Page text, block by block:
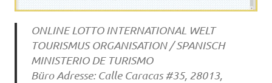
ONLINE LOTTO INTERNATIONAL WELT
TOURISMUS ORGANISATION / SPANISCH
MINISTERIO DE TURISMO
Büro Adresse: Calle Caracas #35, 28013,